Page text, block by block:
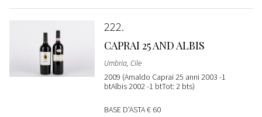
222
CAPRAI 25 AND ALBIS
Umbria, Cile
2009 (Arnaldo Caprai 25 anni 2003 -1
btAlbis 2002 -1 btTot: 2 bts)
BASE D'ASTA€ 60